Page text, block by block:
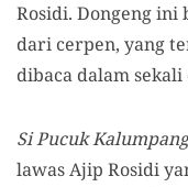
Rosidi. Dongeng
dari cerpen, yang
dibaca dalam sekali
Si Pucuk Kalumpang
lawas Ajip Rosidi